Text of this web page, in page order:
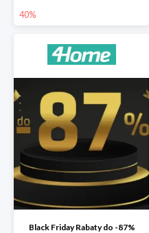
40%
Black Friday Rabaty do -87%